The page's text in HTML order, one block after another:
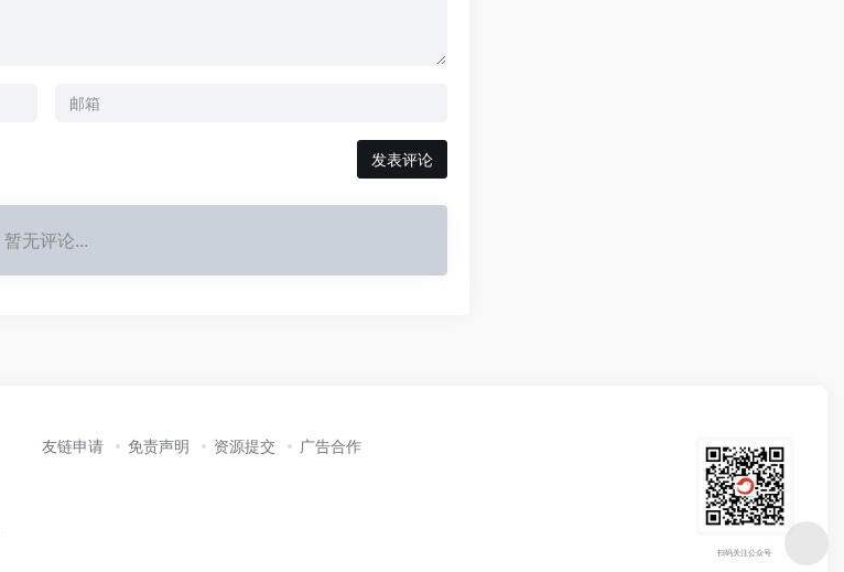
发表评论
暂无评论...
友链申请 免责声明 资源提交 广告合作
扫码关注公众号